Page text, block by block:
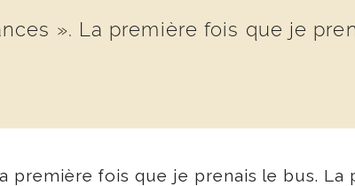
». La première fois que je
première fois que je prenais le bus.